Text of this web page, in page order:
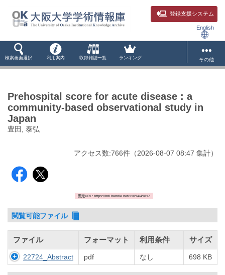
登録支援システム
English
検索画面選択 利用案内 収録雑誌一覧 ランキング その他
Prehospital score for acute disease : a
community-based observational study in
Japan
豊田, 泰弘
アクセス数:766件 （2026-08-07 08:47 集計）
固定URL: https://hdl.handle.net/11094/49812
閲覧可能ファイル
ファイル フォーマット 利用条件 サイズ
22724_Abstract pdf なし 698 KB